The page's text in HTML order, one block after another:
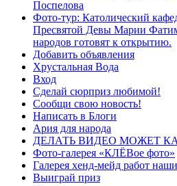
Поспелова
Фото-тур: Католический
Пресвятой Девы Марии
народов готовят к открытию.
Добавить объявления
Хрустальная Вода
Вход
Сделай сюрприз любимой!
Сообщи свою новость!
Написать в Блоги
Ария для народа
ДЕЛАТЬ ВИДЕО МОЖЕТ
Фото-галерея «КЛЁВое фото»
Галерея хенд-мейд работ
Выиграй приз